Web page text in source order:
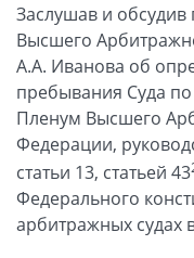
Заслушав и обсудив
Высшего
А.А. Иванова об
пребывания Суда
Пленум Высшего
Федерации,
статьи 13, статьей 43
Федерального
арбитражных судах